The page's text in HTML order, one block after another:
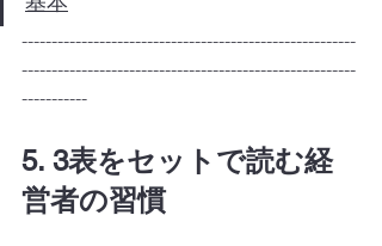
--------------------------------------------------------
--------------------------------------------------------
-----------
5. 3表をセットで読む経
営者の習慣